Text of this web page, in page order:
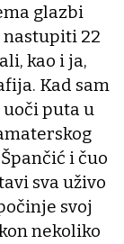
glazbi
nastupiti 22
kao i ja,
Kad sam
puta u
i čuo
sva uživo
svoj
nekoliko